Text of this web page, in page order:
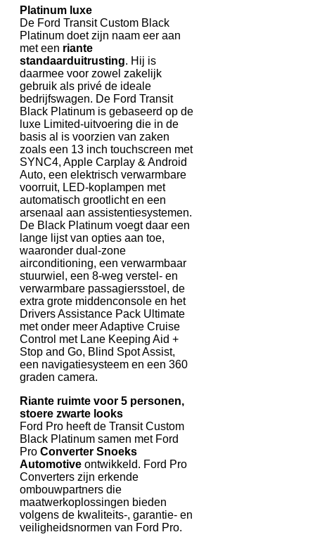
Platinum luxe
De Ford Transit Custom Black
Platinum doet zijn naam eer aan
met een riante
standaarduitrusting. Hij is
daarmee voor zowel zakelijk
gebruik als privé de ideale
bedrijfswagen. De Ford Transit
Black Platinum is gebaseerd op de
luxe Limited-uitvoering die in de
basis al is voorzien van zaken
zoals een 13 inch touchscreen met
SYNC4, Apple Carplay & Android
Auto, een elektrisch verwarmbare
voorruit, LED-koplampen met
automatisch grootlicht en een
arsenaal aan assistentiesystemen.
De Black Platinum voegt daar een
lange lijst van opties aan toe,
waaronder dual-zone
airconditioning, een verwarmbaar
stuurwiel, een 8-weg verstel- en
verwarmbare passagiersstoel, de
extra grote middenconsole en het
Drivers Assistance Pack Ultimate
met onder meer Adaptive Cruise
Control met Lane Keeping Aid +
Stop and Go, Blind Spot Assist,
een navigatiesysteem en een 360
graden camera.
Riante ruimte voor 5 personen,
stoere zwarte looks
Ford Pro heeft de Transit Custom
Black Platinum samen met Ford
Pro Converter Snoeks
Automotive ontwikkeld. Ford Pro
Converters zijn erkende
ombouwpartners die
maatwerkoplossingen bieden
volgens de kwaliteits-, garantie- en
veiligheidsnormen van Ford Pro.